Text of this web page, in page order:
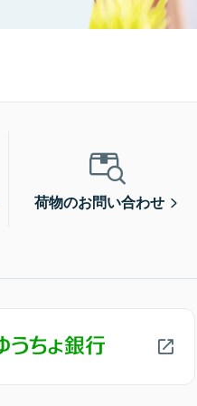
荷物のお問い合わせ